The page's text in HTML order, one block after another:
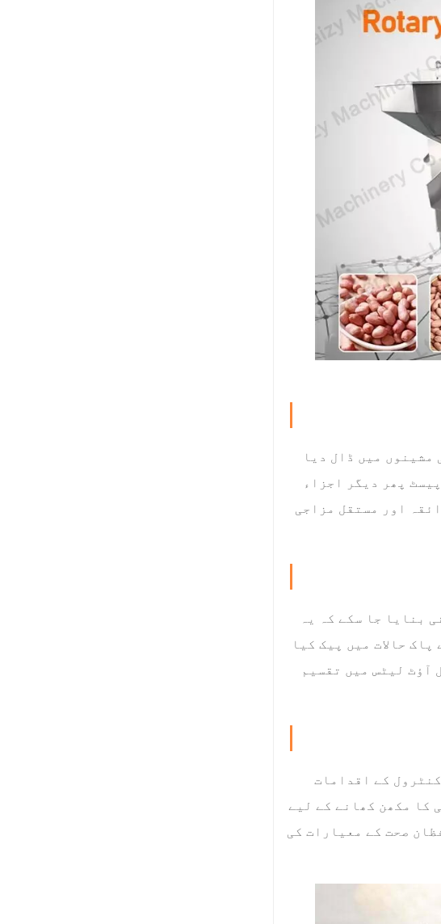
مشینوں میں ڈال دیا
پھر دیگر اجزاء
اور مستقل مزاجی
بنایا جا سکے کہ یہ
حالات میں پیک کیا
آؤٹ لیٹس میں تقسیم
کے اقدامات
کا مکھن کھانے کے لیے
صحت کے معیارات کی